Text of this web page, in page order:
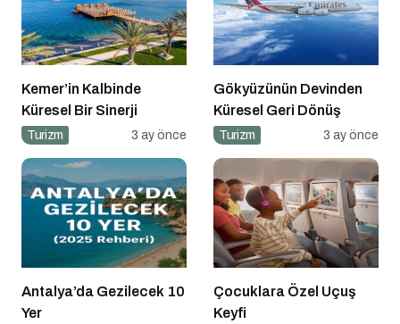
Kemer’in Kalbinde
Küresel Bir Sinerji
Turizm 3 ay önce
Gökyüzünün Devinden
Küresel Geri Dönüş
Turizm 3 ay önce
Antalya’da Gezilecek 10
Yer
Çocuklara Özel Uçuş
Keyfi